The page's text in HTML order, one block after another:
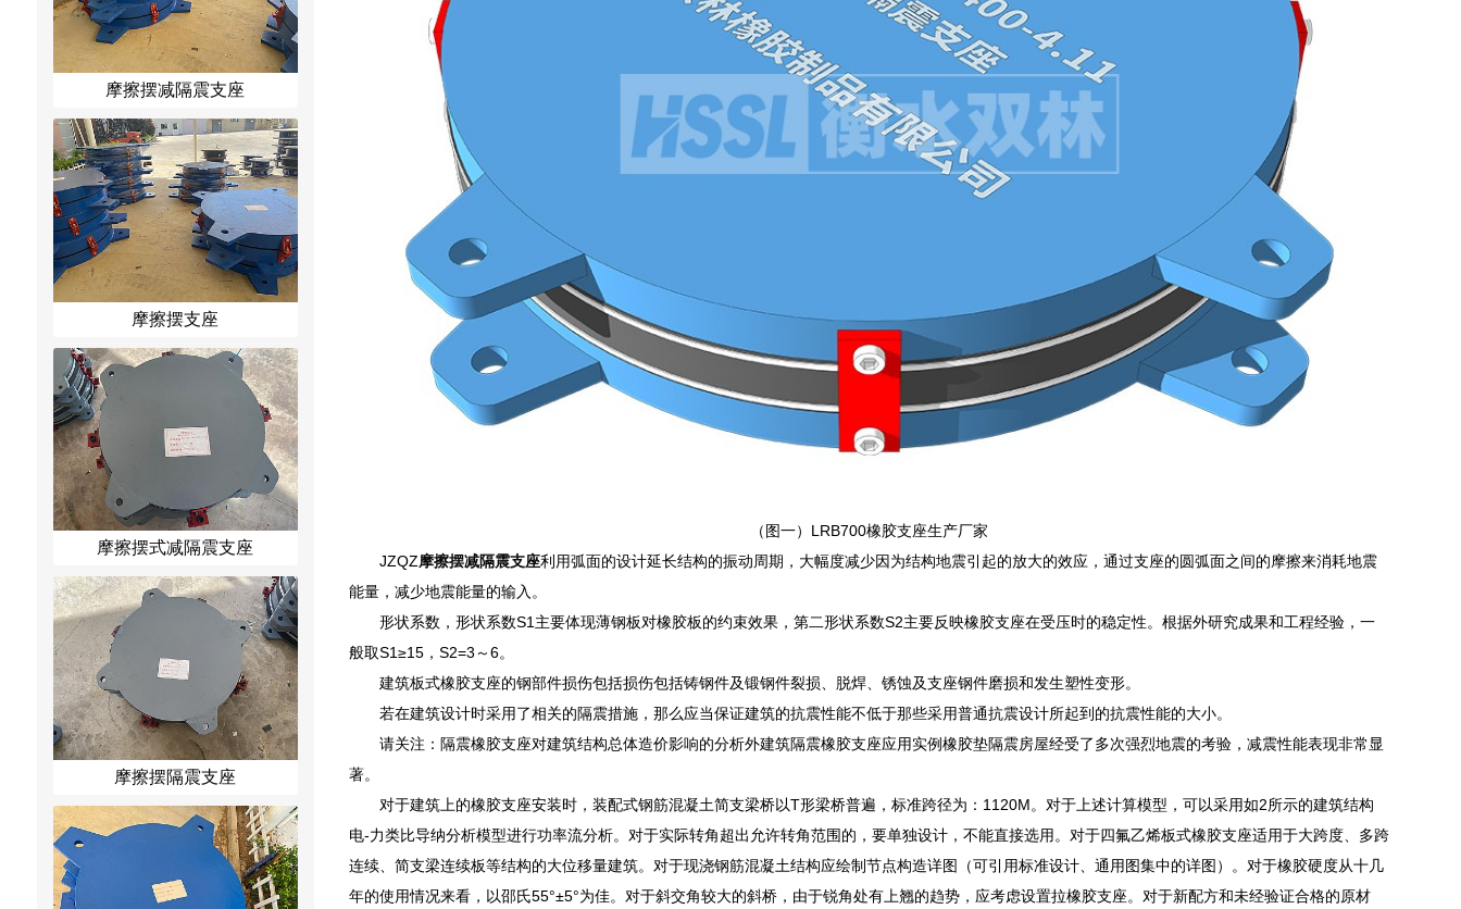
摩擦摆减隔震支座
摩擦摆支座
摩擦摆式减隔震支座
摩擦摆隔震支座
（图一）LRB700橡胶支座生产厂家
JZQZ摩擦摆减隔震支座利用弧面的设计延长结构的振动周期，大幅度减少因为结构地震引起的放大的效应，通过支座的圆弧面之间的摩擦来消耗地震
能量，减少地震能量的输入。
形状系数，形状系数S1主要体现薄钢板对橡胶板的约束效果，第二形状系数S2主要反映橡胶支座在受压时的稳定性。根据外研究成果和工程经验，一
般取S1≥15，S2=3～6。
建筑板式橡胶支座的钢部件损伤包括损伤包括铸钢件及锻钢件裂损、脱焊、锈蚀及支座钢件磨损和发生塑性变形。
若在建筑设计时采用了相关的隔震措施，那么应当保证建筑的抗震性能不低于那些采用普通抗震设计所起到的抗震性能的大小。
请关注：隔震橡胶支座对建筑结构总体造价影响的分析外建筑隔震橡胶支座应用实例橡胶垫隔震房屋经受了多次强烈地震的考验，减震性能表现非常显
著。
对于建筑上的橡胶支座安装时，装配式钢筋混凝土简支梁桥以T形梁桥普遍，标准跨径为：1120M。对于上述计算模型，可以采用如2所示的建筑结构
电-力类比导纳分析模型进行功率流分析。对于实际转角超出允许转角范围的，要单独设计，不能直接选用。对于四氟乙烯板式橡胶支座适用于大跨度、多跨
连续、简支梁连续板等结构的大位移量建筑。对于现浇钢筋混凝土结构应绘制节点构造详图（可引用标准设计、通用图集中的详图）。对于橡胶硬度从十几
年的使用情况来看，以邵氏55°±5°为佳。对于斜交角较大的斜桥，由于锐角处有上翘的趋势，应考虑设置拉橡胶支座。对于新配方和未经验证合格的原材